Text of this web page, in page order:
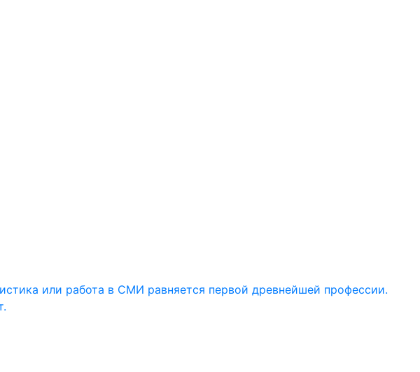
или работа в СМИ равняется первой древнейшей профессии.